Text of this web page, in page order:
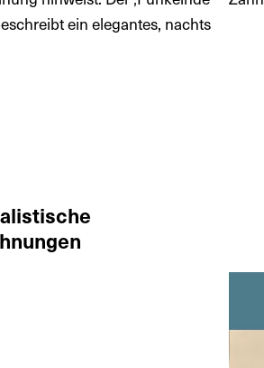
ein elegantes, nachts